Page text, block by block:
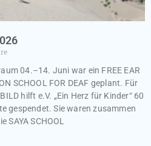
04.–14. Juni war ein FREE EAR
SCHOOL FOR DEAF geplant. Für
hilft e.V. „Ein Herz für Kinder“ 60
gespendet. Sie waren zusammen
SCHOOL